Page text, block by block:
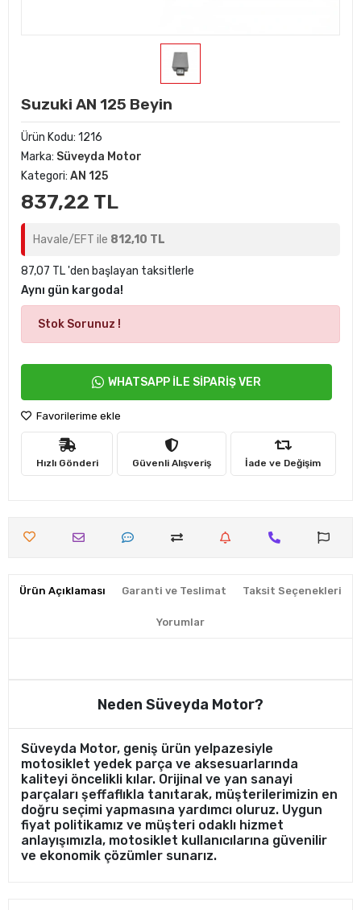
Suzuki AN 125 Beyin
Ürün Kodu: 1216
Marka: Süveyda Motor
Kategori: AN 125
837,22 TL
Havale/EFT ile 812,10 TL
87,07 TL 'den başlayan taksitlerle
Aynı gün kargoda!
Stok Sorunuz !
WHATSAPP İLE SİPARİŞ VER
Favorilerime ekle
Hızlı Gönderi Güvenli Alışveriş İade ve Değişim
Ürün Açıklaması Garanti ve Teslimat Taksit Seçenekleri
Yorumlar
Neden Süveyda Motor?
Süveyda Motor, geniş ürün yelpazesiyle
motosiklet yedek parça ve aksesuarlarında
kaliteyi öncelikli kılar. Orijinal ve yan sanayi
parçaları şeffaflıkla tanıtarak, müşterilerimizin en
doğru seçimi yapmasına yardımcı oluruz. Uygun
fiyat politikamız ve müşteri odaklı hizmet
anlayışımızla, motosiklet kullanıcılarına güvenilir
ve ekonomik çözümler sunarız.